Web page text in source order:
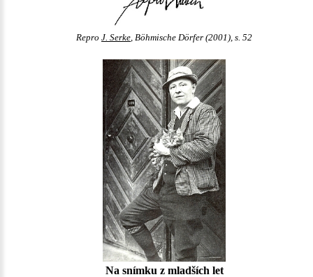
Repro J. Serke, Böhmische Dörfer (2001), s. 52
Na snímku z mladších let